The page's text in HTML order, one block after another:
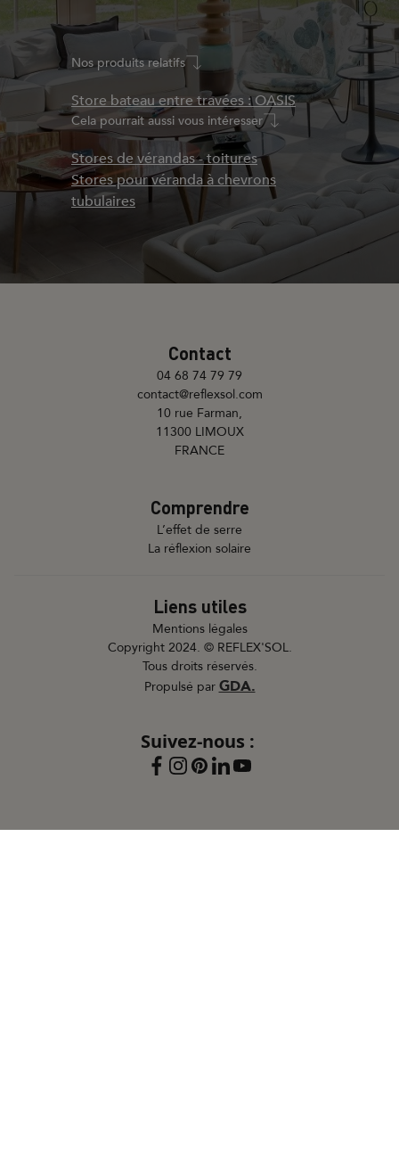
Nos produits relatifs
Store bateau entre travées : OASIS
Cela pourrait aussi vous intéresser
Stores de vérandas - toitures
Stores pour véranda à chevrons
tubulaires
Contact
04 68 74 79 79
contact@reflexsol.com
10 rue Farman,
11300 LIMOUX
FRANCE
Comprendre
L’effet de serre
La réflexion solaire
Liens utiles
Mentions légales
Copyright 2024. © REFLEX'SOL.
Tous droits réservés.
Propulsé par GDA.
Suivez-nous :